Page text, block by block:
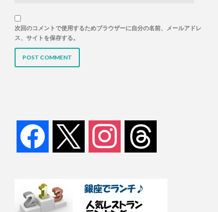
次回のコメントで使用するためブラウザーに自分の名前、メールアドレ
ス、サイトを保存する。
facebook instagram threads